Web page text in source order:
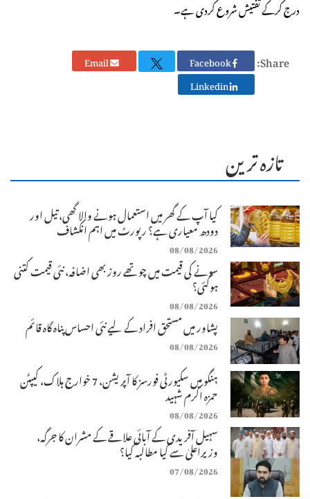
درج کرکے تفتیش شروع کردی ہے۔
Share:
Email
Linkedin
تازہ ترین
کیا آپ کے گھر میں استعمال ہونے والا گھی، تیل اور
دودھ معیاری ہے؟ رپورٹ میں اہم انکشاف
08/08/2026
سونے کی قیمت میں چوتھے روز بھی اضافہ، نئی قیمت کتنی
ہوگئی؟
08/08/2026
پشاور میں مستحق افراد کے لیے نئی احساس پناہ گاہ قائم
08/08/2026
ہنگو میں سکیورٹی فورسز کا آپریشن، 7 خوارج ہلاک، کیپٹن
حمزہ اکرم شہید
08/08/2026
سہیل آفریدی کے آبائی علاقے کے مشران کا جرگہ،
وزیراعلیٰ سے کیا مطالبہ کیا؟
07/08/2026